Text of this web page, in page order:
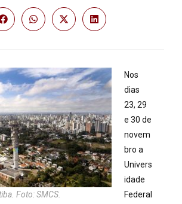
Foto: SMCS.
Nos
dias
23, 29
e 30 de
novem
bro a
Univers
idade
Federal